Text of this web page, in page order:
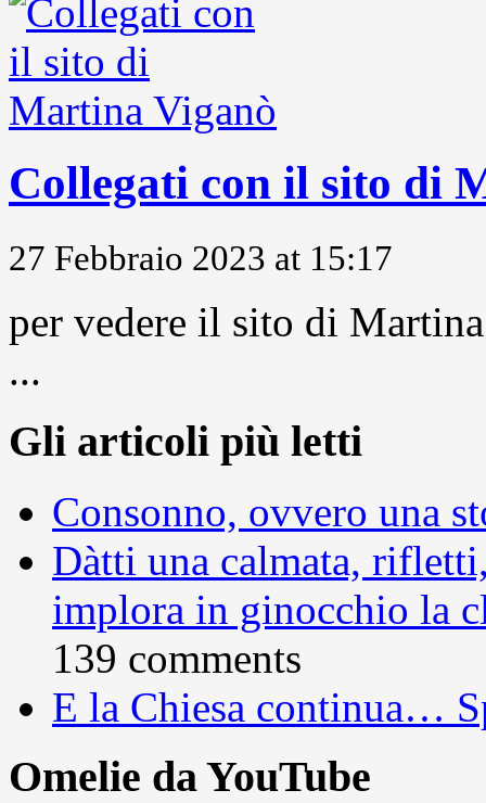
Collegati con il sito di
27 Febbraio 2023 at 15:17
per vedere il sito di
...
Gli articoli più letti
Consonno, ovvero una
Dàtti una calmata,
implora in ginocchio la
139 comments
E la Chiesa continua…
Omelie da YouTube